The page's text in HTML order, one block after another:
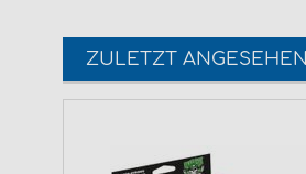
ZULETZT ANGESEHEN